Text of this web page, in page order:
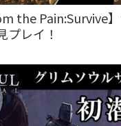
the Pain:Survive
プレイ！